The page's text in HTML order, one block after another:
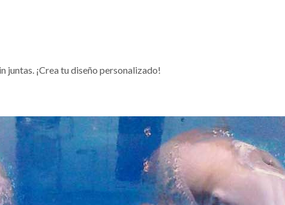
juntas. ¡Crea tu diseño personalizado!